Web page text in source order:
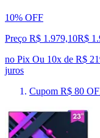
10% OFF
Preço R$ 1.979,10R$
no Pix Ou 10x de R$
juros
Cupom R$ 80